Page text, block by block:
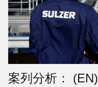
案列分析： (EN)